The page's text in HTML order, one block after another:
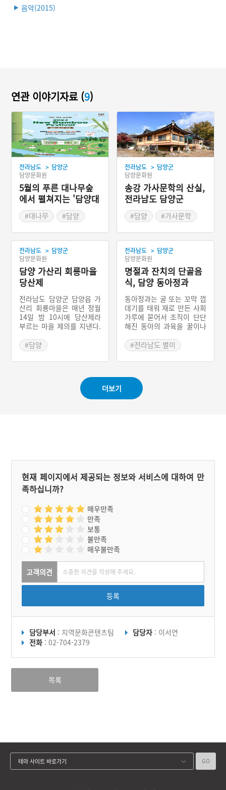
▶ 음악(2015)
연관 이야기자료 (9)
전라남도 > 담양군
담양문화원
5월의 푸른 대나무숲
에서 펼쳐지는 '담양대
나무축제'
#대나무
#담양
전라남도 > 담양군
담양문화원
송강 가사문학의 산실,
전라남도 담양군
#담양
#가사문학
#전라남도 문화예술인
전라남도 > 담양군
담양문화원
담양 가산리 회룡마을
당산제
전라남도 담양군 담양읍 가
산리 회룡마을은 매년 정월
14일 밤 10시에 당산제라
부르는 마을 제의를 지낸다.
때도 반드시 이날에 제의를
지냈는데 한 번도 거른 적이
없다고 한다. 제의 대상은
지이며 마을 입구에 놓인 들
당산 (바위)에는 간단히 음
식만 올린다. 회룡마을 주민
무엇보다 비린 것을 일절 올
리지 않는다. 그래서 제물에
는 젓갈은 물론 고춧가루도
사용하지 않는다.
#담양
전라남도 > 담양군
담양문화원
명절과 잔치의 단골음
식, 담양 동아정과
동아정과는 굴 또는 꼬막 껍
데기를 태워 재로 만든 사회
가루에 묻어서 조직이 단단
해진 동아의 과육을 꿀이나
라도 지역의 대표적인 한과
이다. 역사가 오래된 식재료
인 만큼 동아는 서민의 반찬
需)에 이르기까지 다양하게
이용되었다.
#전라남도 별미
더보기
현재 페이지에서 제공되는 정보와 서비스에 대하여 만
족하십니까?
매우만족
만족
보통
불만족
매우불만족
고객의견
등록
담당부서 : 지역문화콘텐츠팀 담당자 : 이서연
전화 : 02-704-2379
목록
테마 사이트 바로가기 GO